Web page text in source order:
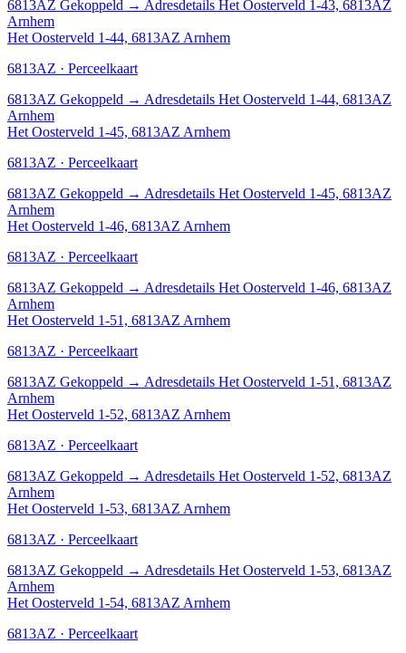
6813AZ Gekoppeld → Adresdetails Het Oosterveld 1-43, 6813AZ
Arnhem
Het Oosterveld 1-44, 6813AZ Arnhem
6813AZ · Perceelkaart
6813AZ Gekoppeld → Adresdetails Het Oosterveld 1-44, 6813AZ
Arnhem
Het Oosterveld 1-45, 6813AZ Arnhem
6813AZ · Perceelkaart
6813AZ Gekoppeld → Adresdetails Het Oosterveld 1-45, 6813AZ
Arnhem
Het Oosterveld 1-46, 6813AZ Arnhem
6813AZ · Perceelkaart
6813AZ Gekoppeld → Adresdetails Het Oosterveld 1-46, 6813AZ
Arnhem
Het Oosterveld 1-51, 6813AZ Arnhem
6813AZ · Perceelkaart
6813AZ Gekoppeld → Adresdetails Het Oosterveld 1-51, 6813AZ
Arnhem
Het Oosterveld 1-52, 6813AZ Arnhem
6813AZ · Perceelkaart
6813AZ Gekoppeld → Adresdetails Het Oosterveld 1-52, 6813AZ
Arnhem
Het Oosterveld 1-53, 6813AZ Arnhem
6813AZ · Perceelkaart
6813AZ Gekoppeld → Adresdetails Het Oosterveld 1-53, 6813AZ
Arnhem
Het Oosterveld 1-54, 6813AZ Arnhem
6813AZ · Perceelkaart